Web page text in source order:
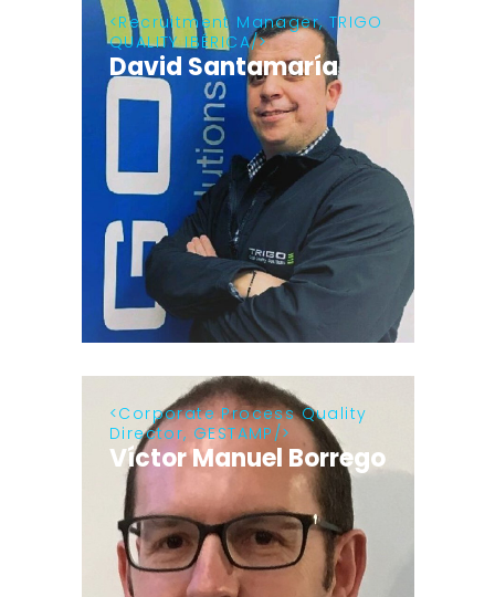
Recruitment Manager, TRIGO
QUALITY IBÉRICA
David Santamaría
Corporate Process Quality
Director, GESTAMP
Víctor Manuel Borrego